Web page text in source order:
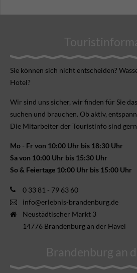
Sie können sich nicht ent­scheiden?
Hotel?
Wir sind uns sicher, wir finden für Sie
suchen und brauchen. Ob aktiv,
Die Mitarbeiter der Touristinfo sind gern
Mo - Fr von 10:00 Uhr bis 18:30 Uhr
Sa von 10:00 Uhr bis 15:30 Uhr
So & Feiertage 10:00 Uhr bis 15:00 Uhr
0 33 81 - 79 63 60
info@erlebnis-brandenburg.de
Neustädtischer Markt 3
14776 Brandenburg an der Havel
Brandenburg an